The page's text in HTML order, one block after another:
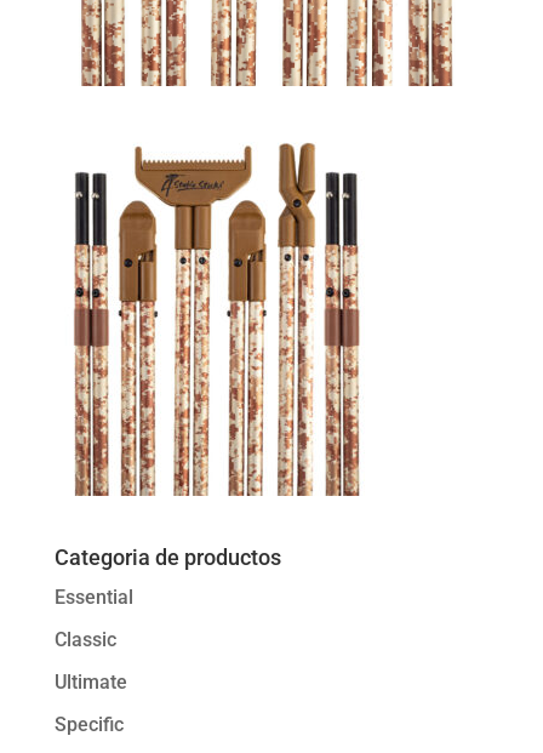
Categoria de productos
Essential
Classic
Ultimate
Specific